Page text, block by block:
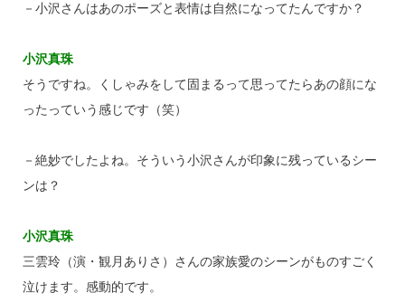
－小沢さんはあのポーズと表情は自然になってたんですか？
小沢真珠
そうですね。くしゃみをして固まるって思ってたらあの顔にな
ったっていう感じです（笑）
－絶妙でしたよね。そういう小沢さんが印象に残っているシー
ンは？
小沢真珠
三雲玲（演・観月ありさ）さんの家族愛のシーンがものすごく
泣けます。感動的です。